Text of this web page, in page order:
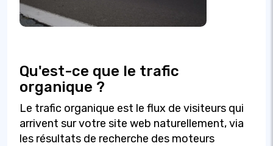
Qu'est-ce que le trafic
organique ?
Le trafic organique est le flux de visiteurs qui
arrivent sur votre site web naturellement, via
les résultats de recherche des moteurs